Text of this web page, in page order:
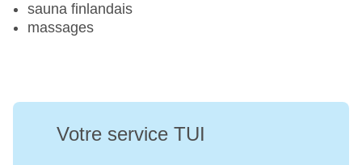
sauna finlandais
massages
Votre service TUI